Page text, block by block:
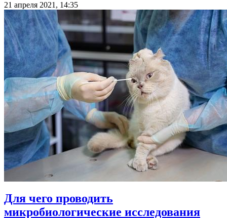
21 апреля 2021, 14:35
Для чего проводить
микробиологические исследования